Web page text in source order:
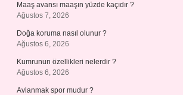
Maaş avansı maaşın yüzde kaçıdır ?
Ağustos 7, 2026
Doğa koruma nasıl olunur ?
Ağustos 6, 2026
Kumrunun özellikleri nelerdir ?
Ağustos 6, 2026
Avlanmak spor mudur ?